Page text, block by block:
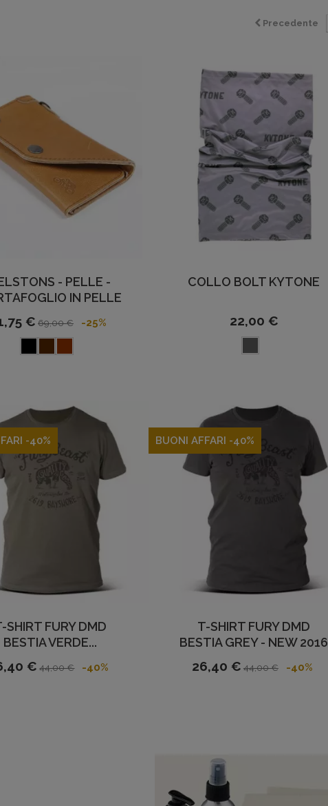
Precedente
- PELLE -
IN PELLE
€ 69,00 € -25%
COLLO BOLT KYTONE
22,00 €
-40%
SHIRT FURY DMD
BESTIA VERDE...
€ 44,00 € -40%
BUONI AFFARI -40%
T-SHIRT FURY DMD
BESTIA GREY - NEW 2016
26,40 € 44,00 € -40%